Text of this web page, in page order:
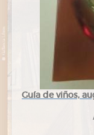
Guía de viños,